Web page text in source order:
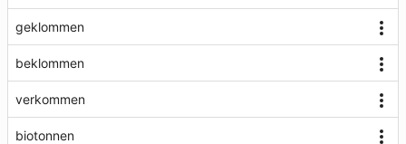
geklommen
beklommen
verkommen
biotonnen